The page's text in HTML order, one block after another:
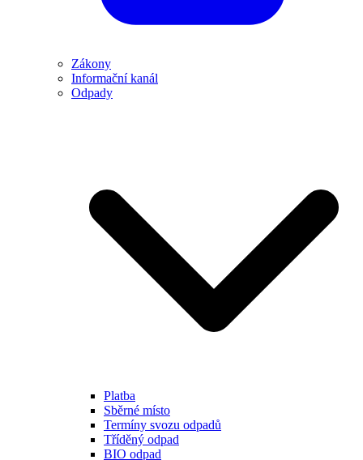
Zákony
Informační kanál
Odpady
Platba
Sběrné místo
Termíny svozu odpadů
Tříděný odpad
BIO odpad